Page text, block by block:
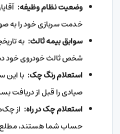
وضعیت نظام وظیفه:
خدمت سربازی خود را به
سوابق بیمه ثالث: به
شخص ثالث خودروی خود
استعلام رنگ چک: با این
صیادی را قبل از دریافت
استعلام چک در راه: از
حساب شما هستند،